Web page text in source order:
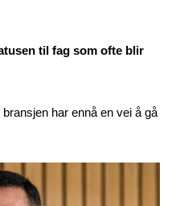
til fag som ofte blir
har ennå en vei å gå